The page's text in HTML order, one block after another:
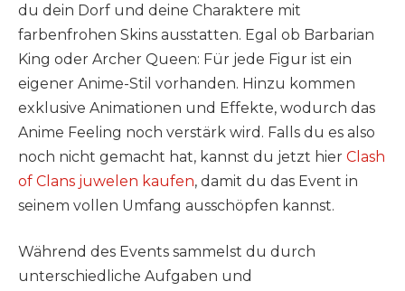
du dein Dorf und deine Charaktere mit
farbenfrohen Skins ausstatten. Egal ob Barbarian
King oder Archer Queen: Für jede Figur ist ein
eigener Anime-Stil vorhanden. Hinzu kommen
exklusive Animationen und Effekte, wodurch das
Anime Feeling noch verstärk wird. Falls du es also
noch nicht gemacht hat, kannst du jetzt hier Clash
of Clans juwelen kaufen, damit du das Event in
seinem vollen Umfang ausschöpfen kannst.
Während des Events sammelst du durch
unterschiedliche Aufgaben und